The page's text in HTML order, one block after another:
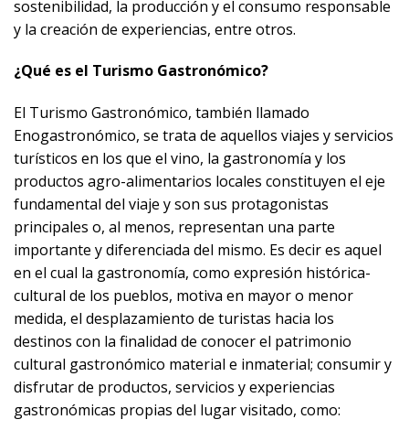
sostenibilidad, la producción y el consumo responsable
y la creación de experiencias, entre otros.
¿Qué es el Turismo Gastronómico?
El Turismo Gastronómico, también llamado
Enogastronómico, se trata de aquellos viajes y servicios
turísticos en los que el vino, la gastronomía y los
productos agro-alimentarios locales constituyen el eje
fundamental del viaje y son sus protagonistas
principales o, al menos, representan una parte
importante y diferenciada del mismo. Es decir es aquel
en el cual la gastronomía, como expresión histórica-
cultural de los pueblos, motiva en mayor o menor
medida, el desplazamiento de turistas hacia los
destinos con la finalidad de conocer el patrimonio
cultural gastronómico material e inmaterial; consumir y
disfrutar de productos, servicios y experiencias
gastronómicas propias del lugar visitado, como: